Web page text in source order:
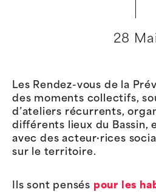
28
Les Rendez-vous de la
des moments collectifs,
d’ateliers récurrents,
différents lieux du Bassin,
avec des acteur·rices
sur le territoire.
Ils sont pensés pour les